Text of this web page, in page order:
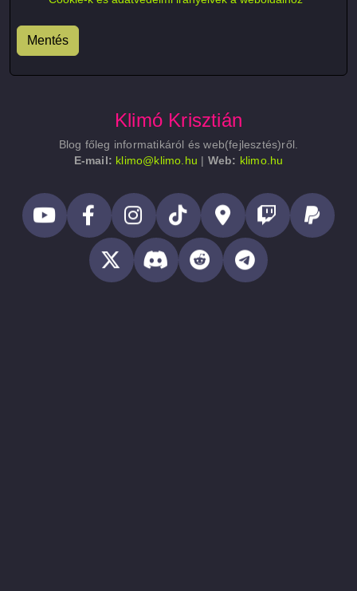
Klimó Krisztián
Blog főleg informatikáról és web(fejlesztés)ről.
E-mail: klimo@klimo.hu | Web: klimo.hu
Lábléc